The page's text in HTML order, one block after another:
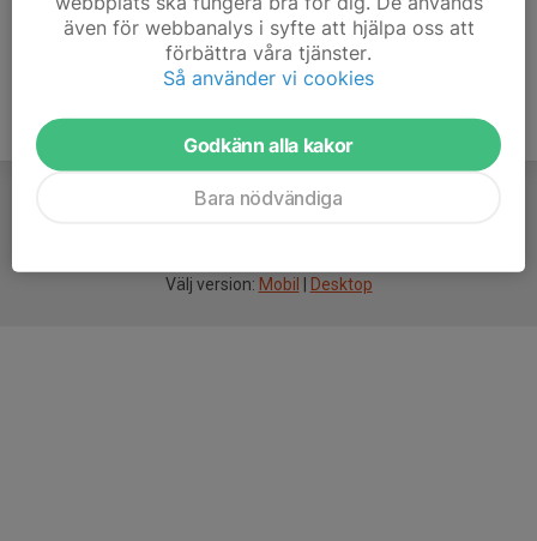
Välj version: Mobil Desktop
även för webbanalys i syfte att hjälpa oss att
förbättra våra tjänster.
Så använder vi cookies
Godkänn alla kakor
Bara nödvändiga